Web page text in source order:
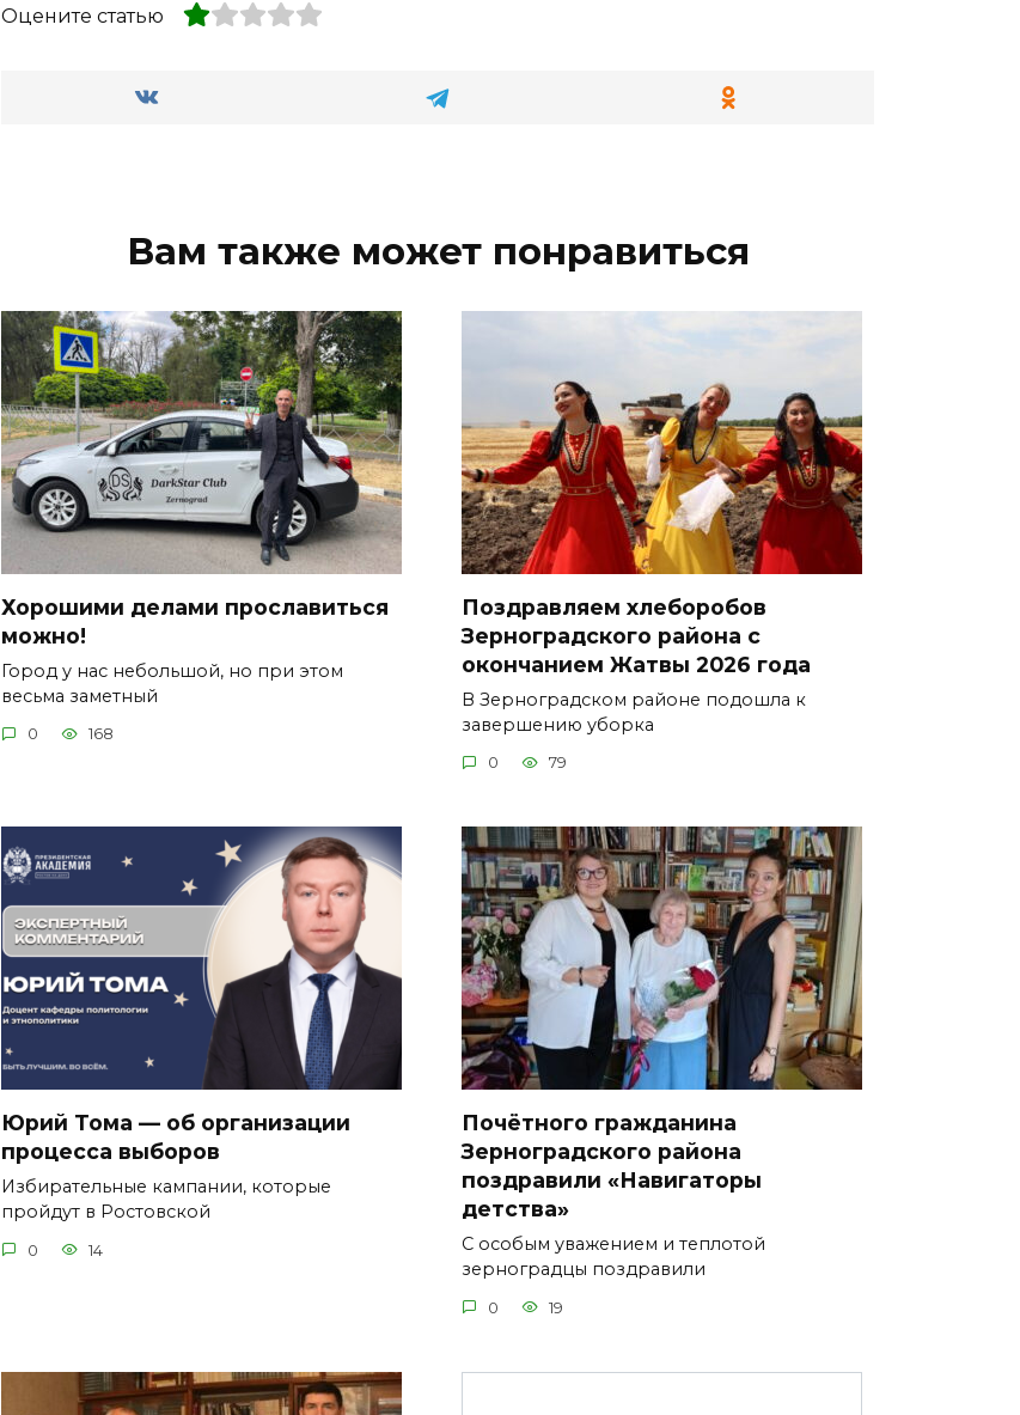
Оцените статью
Вам также может понравиться
Хорошими делами прославиться
можно!
Город у нас небольшой, но при этом
весьма заметный
0 168
Поздравляем хлеборобов
Зерноградского района с
окончанием Жатвы 2026 года
В Зерноградском районе подошла к
завершению уборка
0 79
Юрий Тома — об организации
процесса выборов
Избирательные кампании, которые
пройдут в Ростовской
0 14
Почётного гражданина
Зерноградского района
поздравили «Навигаторы
детства»
С особым уважением и теплотой
зерноградцы поздравили
0 19